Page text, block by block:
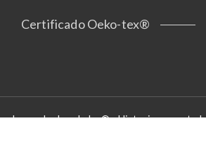
Certificado Oeko-tex®
Leyendas bordadas® - Historias a